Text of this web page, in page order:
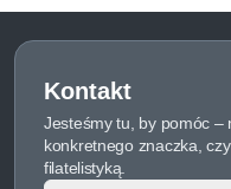
Kontakt
Jesteśmy tu, by pomóc –
konkretnego znaczka,
filatelistyką.